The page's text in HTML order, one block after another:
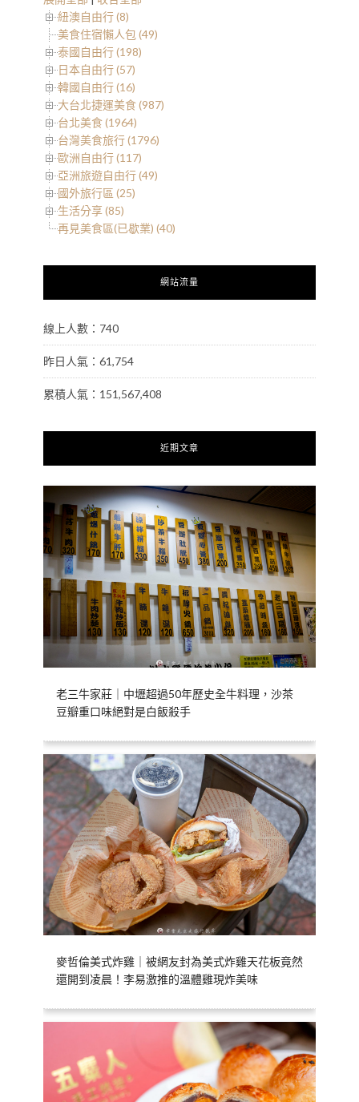
紐澳自由行 (8)
美食住宿懶人包 (49)
泰國自由行 (198)
日本自由行 (57)
韓國自由行 (16)
大台北捷運美食 (987)
台北美食 (1964)
台灣美食旅行 (1796)
歐洲自由行 (117)
亞洲旅遊自由行 (49)
國外旅行區 (25)
生活分享 (85)
再見美食區(已歇業) (40)
網站流量
線上人數：740
昨日人氣：61,754
累積人氣：151,567,408
近期文章
老三牛家莊｜中壢超過50年歷史全牛料理，沙茶
豆瓣重口味絕對是白飯殺手
麥哲倫美式炸雞｜被網友封為美式炸雞天花板竟然
還開到凌晨！李易激推的溫體雞現炸美味